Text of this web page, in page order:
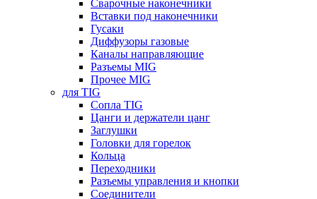
Сварочные наконечники
Вставки под наконечники
Гусаки
Диффузоры газовые
Каналы направляющие
Разъемы MIG
Прочее MIG
для TIG
Сопла TIG
Цанги и держатели цанг
Заглушки
Головки для горелок
Кольца
Переходники
Разъемы управления и кнопки
Соединители